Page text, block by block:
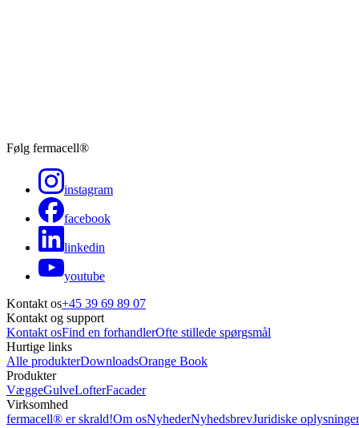
Følg fermacell®
instagram
facebook
linkedin
youtube
Kontakt os+45 39 69 89 07
Kontakt og support
Kontakt osFind en forhandlerOfte stillede spørgsmål
Hurtige links
Alle produkterDownloadsOrange Book
Produkter
VæggeGulveLofterFacader
Virksomhed
fermacell® er skrald!Om osNyhederNyhedsbrevJuridiske oplysninger